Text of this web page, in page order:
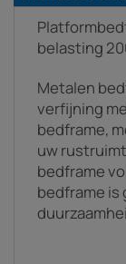
belasting
Metalen
verfijning
bedframe,
uw
bedframe
bedframe is